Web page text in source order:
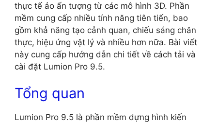
thực tế ảo ấn tượng từ các mô hình 3D. Phần
mềm cung cấp nhiều tính năng tiên tiến, bao
gồm khả năng tạo cảnh quan, chiếu sáng chân
thực, hiệu ứng vật lý và nhiều hơn nữa. Bài viết
này cung cấp hướng dẫn chi tiết về cách tải và
cài đặt Lumion Pro 9.5.
Tổng quan
Lumion Pro 9.5 là phần mềm dựng hình kiến